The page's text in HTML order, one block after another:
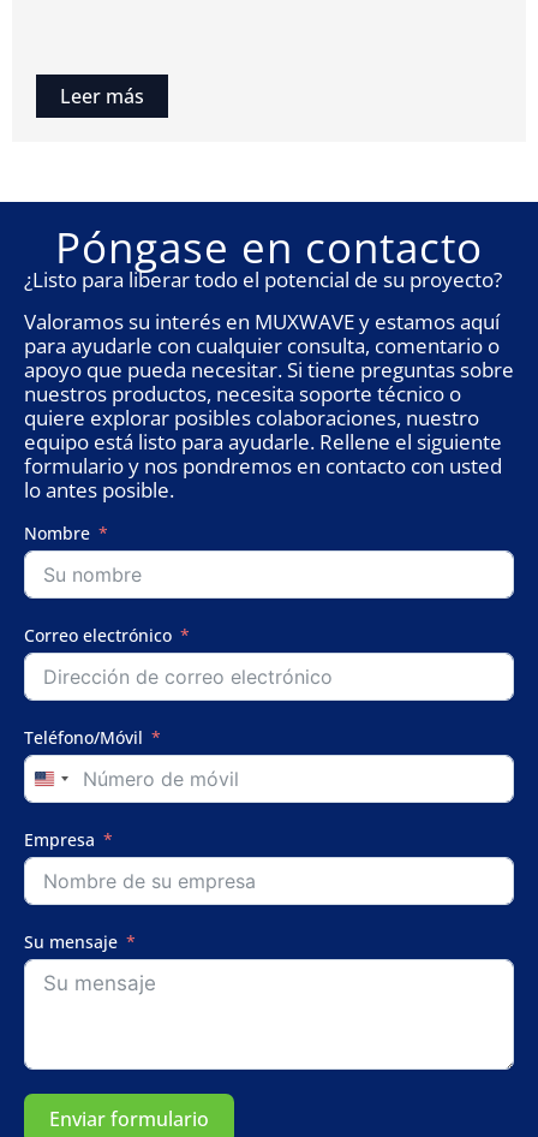
Leer más
Póngase en contacto
¿Listo para liberar todo el potencial de su proyecto?
Valoramos su interés en MUXWAVE y estamos aquí
para ayudarle con cualquier consulta, comentario o
apoyo que pueda necesitar. Si tiene preguntas sobre
nuestros productos, necesita soporte técnico o
quiere explorar posibles colaboraciones, nuestro
equipo está listo para ayudarle. Rellene el siguiente
formulario y nos pondremos en contacto con usted
lo antes posible.
Nombre
Correo electrónico
Teléfono/Móvil
United
States
+1
Empresa
Su mensaje
Enviar formulario